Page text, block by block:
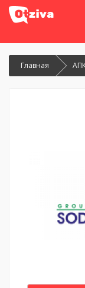
Главная